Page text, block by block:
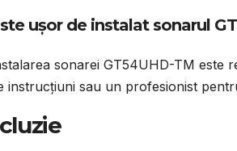
ușor de instalat sonarul
sonarei GT54UHD-TM este
instrucțiuni sau un profesionist